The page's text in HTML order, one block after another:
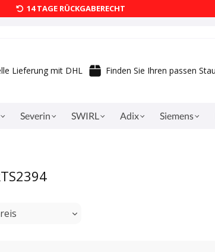
14 TAGE RÜCKGABERECHT
Lieferung mit DHL Finden Sie Ihren passen
Severin SWIRL Adix Siemens